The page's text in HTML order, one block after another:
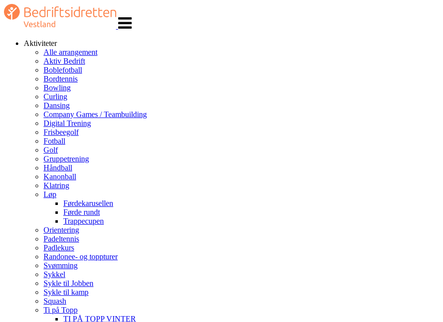
navigasjon
Aktiviteter
Alle arrangement
Aktiv Bedrift
Boblefotball
Bordtennis
Bowling
Curling
Dansing
Company Games / Teambuilding
Digital Trening
Frisbeegolf
Fotball
Golf
Gruppetrening
Håndball
Kanonball
Klatring
Løp
Førdekarusellen
Førde rundt
Trappecupen
Orientering
Padeltennis
Padlekurs
Randonee- og toppturer
Svømming
Sykkel
Sykle til Jobben
Sykle til kamp
Squash
Ti på Topp
TI PÅ TOPP VINTER